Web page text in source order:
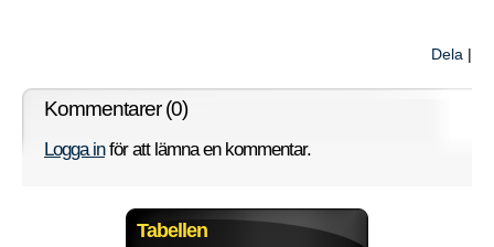
Dela |
Kommentarer (0)
Logga inför att lämna en kommentar.
Tabellen